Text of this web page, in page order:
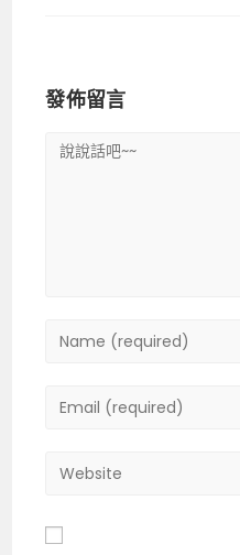
發佈留言